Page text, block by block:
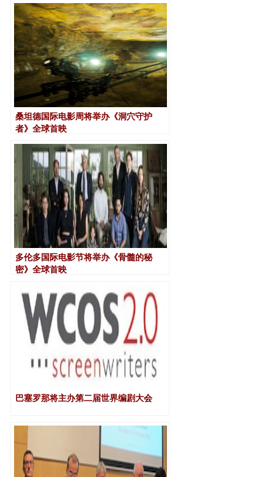
桑坦德国际电影周将举办《洞穴守护
者》全球首映
多伦多国际电影节将举办《骨髓的秘
密》全球首映
巴塞罗那将主办第二届世界编剧大会